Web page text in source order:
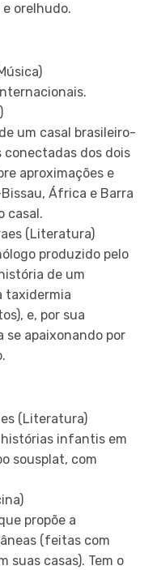
orelhudo.
um casal brasileiro-
conectadas dos dois
aproximações e
África e Barra
casal.
(Literatura)
produzido pelo
de um
taxidermia
e, por sua
se apaixonando por
(Literatura)
histórias infantis em
sousplat, com
propõe a
(feitas com
suas casas). Tem o